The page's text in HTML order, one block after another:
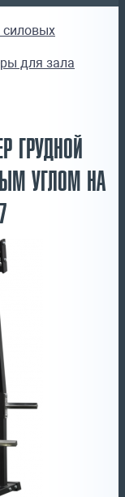
силовых
для зала
ГРУДНОЙ
УГЛОМ НА